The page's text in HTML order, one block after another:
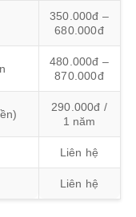
350.000đ –
680.000đ
480.000đ –
870.000đ
290.000đ /
1 năm
Liên hệ
Liên hệ